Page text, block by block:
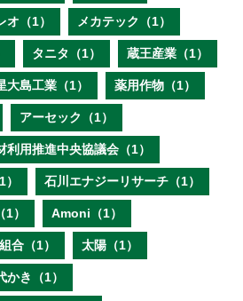
オ（1） メカテック（1）
タニタ（1） 蔵王産業（1）
大島工業（1） 薬用作物（1）
アーセック（1）
利用推進中央協議会（1）
石川エナジーリサーチ（1）
） Amoni（1）
合（1） 太陽（1）
かき（1）